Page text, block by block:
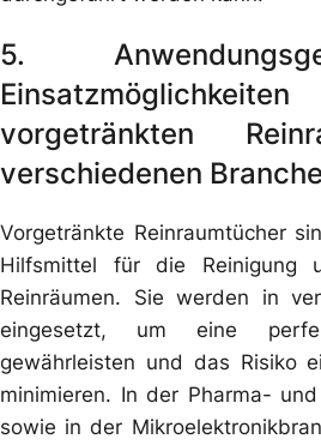
5.
vorgetränkten
verschiedenen
Vorgetränkte Reinraumtücher
Hilfsmittel für die Reinigung
Reinräumen. Sie werden in
eingesetzt, um eine
gewährleisten und das Risiko
minimieren. In der Pharma-
sowie in der